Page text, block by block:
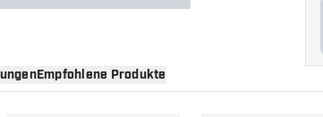
Empfohlene Produkte